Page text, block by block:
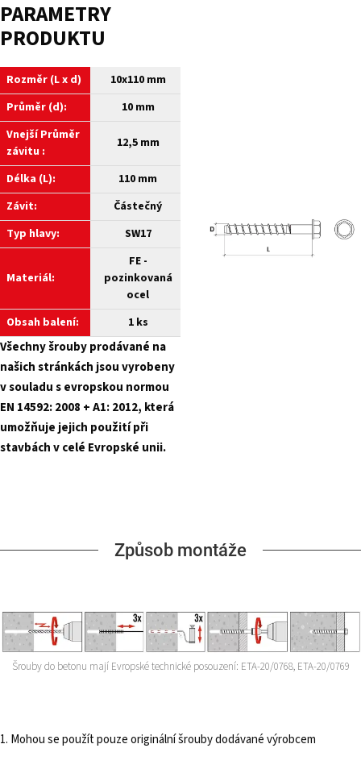
PARAMETRY
PRODUKTU
Rozměr (L x d)
10x110 mm
Průměr (d):
10 mm
VnejšíPrůměr
závitu :
12,5 mm
Délka (L):
110 mm
Závit:
Částečný
Typ hlavy:
SW17
Materiál:
FE -
pozinkovaná
ocel
Obsah balení:
1 ks
Všechny šrouby prodávané na
našich stránkách jsou vyrobeny
v souladu s evropskou normou
EN 14592: 2008 + A1: 2012, která
umožňuje jejich použití při
stavbách v celé Evropské unii.
Způsob montáže
Šrouby do betonu mají Evropské technické posouzení: ETA-20/0768, ETA-20/0769
1. Mohou se použít pouze originální šrouby dodávané výrobcem